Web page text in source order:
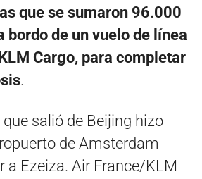
que se sumaron 96.000
bordo de un vuelo de línea
Cargo, para completar
.
salió de Beijing hizo
de Amsterdam
a Ezeiza. Air France/KLM